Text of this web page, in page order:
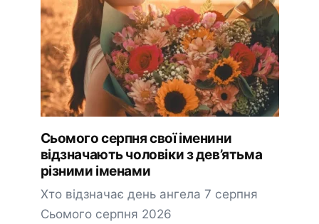
Сьомого серпня свої іменини
відзначають чоловіки з дев’ятьма
різними іменами
Хто відзначає день ангела 7 серпня
Сьомого серпня 2026